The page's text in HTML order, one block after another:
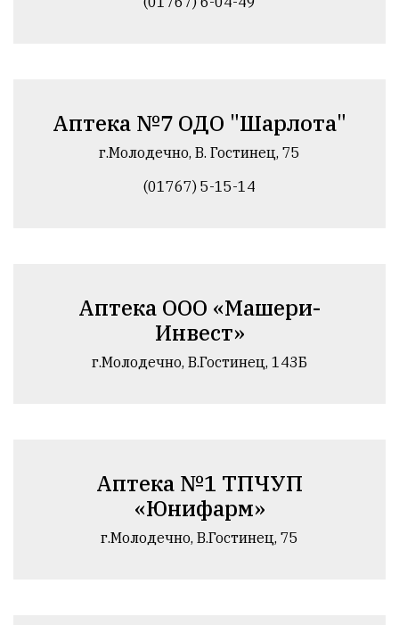
Аптека №7 ОДО "Шарлота"
г.Молодечно, В. Гостинец, 75
(01767) 5-15-14
Аптека ООО «Машери-
Инвест»
г.Молодечно, В.Гостинец, 143Б
Аптека №1 ТПЧУП
«Юнифарм»
г.Молодечно, В.Гостинец, 75